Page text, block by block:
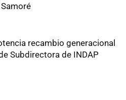
recambio generacional
Subdirectora de INDAP